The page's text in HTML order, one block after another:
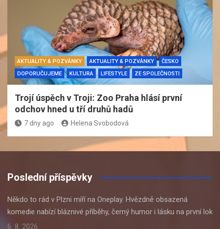
AKTUALITY & POZVÁNKY AKTUALITY & POZVÁNKY
ČESKO
DOPORUČUJEME
KULTURA LIFESTYLE ZE SPOLEČNOSTI
Trojí úspěch v Troji: Zoo Praha hlásí první
odchov hned u tří druhů hadů
7 dny ago Helena Svobodová
Poslední příspěvky
Někdo to rád v Plzni míří na Oneplay. Hvězdně obsazená
komedie nabízí bláznivé příběhy, černý humor i lásku na první lok
6. 8. 2026